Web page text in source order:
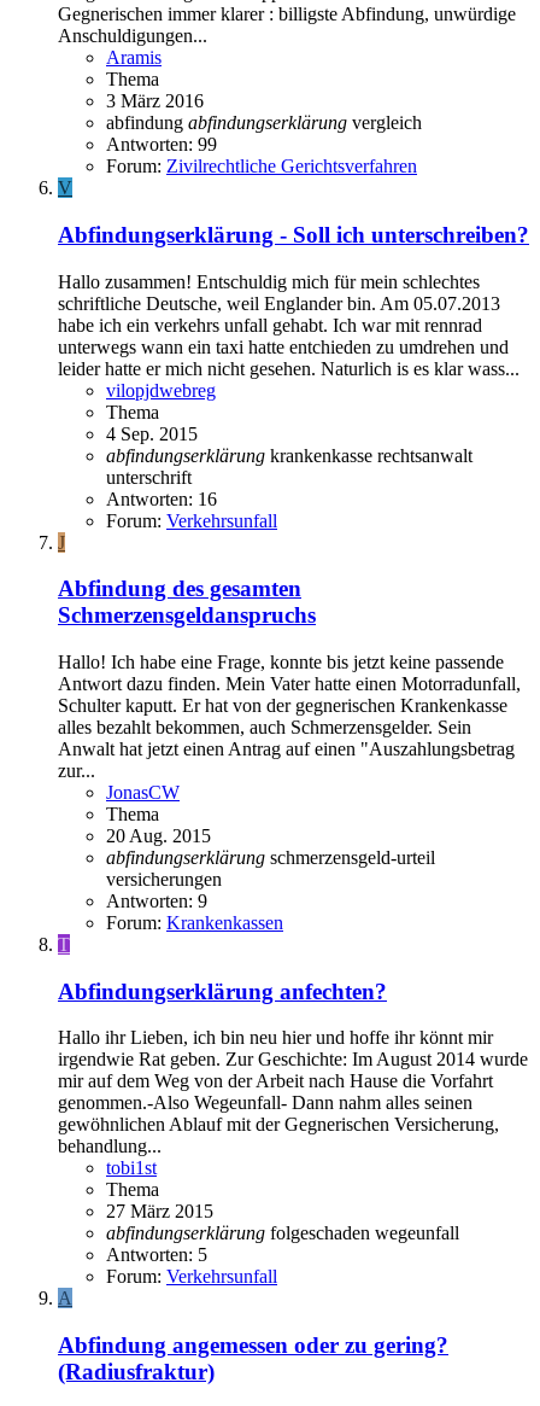
Gegnerischen immer klarer : billigste Abfindung, unwürdige
Anschuldigungen...
Aramis
Thema
3 März 2016
abfindung abfindungserklärung vergleich
Antworten: 99
Forum: Zivilrechtliche Gerichtsverfahren
V
Abfindungserklärung - Soll ich unterschreiben?
Hallo zusammen! Entschuldig mich für mein schlechtes
schriftliche Deutsche, weil Englander bin. Am 05.07.2013
habe ich ein verkehrs unfall gehabt. Ich war mit rennrad
unterwegs wann ein taxi hatte entchieden zu umdrehen und
leider hatte er mich nicht gesehen. Naturlich is es klar wass...
vilopjdwebreg
Thema
4 Sep. 2015
abfindungserklärung krankenkasse rechtsanwalt
unterschrift
Antworten: 16
Forum: Verkehrsunfall
J
Abfindung des gesamten
Schmerzensgeldanspruchs
Hallo! Ich habe eine Frage, konnte bis jetzt keine passende
Antwort dazu finden. Mein Vater hatte einen Motorradunfall,
Schulter kaputt. Er hat von der gegnerischen Krankenkasse
alles bezahlt bekommen, auch Schmerzensgelder. Sein
Anwalt hat jetzt einen Antrag auf einen "Auszahlungsbetrag
zur...
JonasCW
Thema
20 Aug. 2015
abfindungserklärung schmerzensgeld-urteil
versicherungen
Antworten: 9
Forum: Krankenkassen
T
Abfindungserklärung anfechten?
Hallo ihr Lieben, ich bin neu hier und hoffe ihr könnt mir
irgendwie Rat geben. Zur Geschichte: Im August 2014 wurde
mir auf dem Weg von der Arbeit nach Hause die Vorfahrt
genommen.-Also Wegeunfall- Dann nahm alles seinen
gewöhnlichen Ablauf mit der Gegnerischen Versicherung,
behandlung...
tobi1st
Thema
27 März 2015
abfindungserklärung folgeschaden wegeunfall
Antworten: 5
Forum: Verkehrsunfall
A
Abfindung angemessen oder zu gering?
(Radiusfraktur)